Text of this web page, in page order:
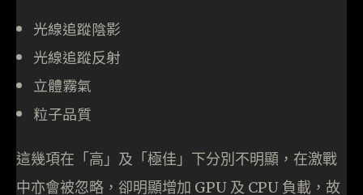
光線追蹤陰影
光線追蹤反射
立體霧氣
粒子品質
這幾項在「高」及「極佳」下分別不明顯，在激戰
中亦會被忽略，卻明顯增加 GPU 及 CPU 負載，故